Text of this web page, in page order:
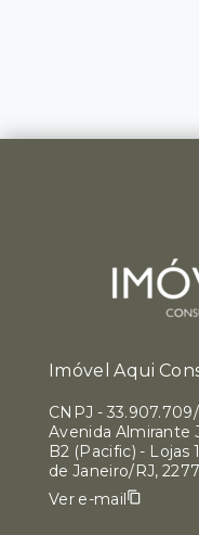
Imóvel Aqui
CNPJ -
Avenida Almirante
B2 (Pacific) - Lojas
de Janeiro/RJ,
Ver e-mail